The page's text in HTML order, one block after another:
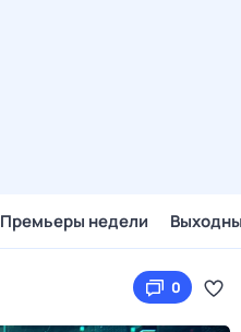
Премьеры недели
0